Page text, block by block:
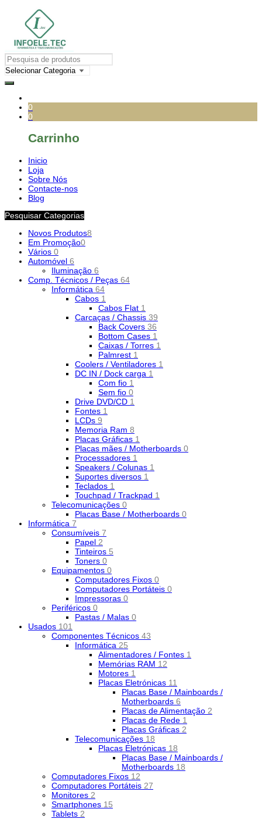
0
0
Carrinho
Inicio
Loja
Sobre Nós
Contacte-nos
Blog
Pesquisar Categorias
Novos Produtos8
Em Promoção0
Vários 0
Automóvel 6
Iluminação 6
Comp. Técnicos / Peças 64
Informática 64
Cabos 1
Cabos Flat 1
Carcaças / Chassis 39
Back Covers 36
Bottom Cases 1
Caixas / Torres 1
Palmrest 1
Coolers / Ventiladores 1
DC IN / Dock carga 1
Com fio 1
Sem fio 0
Drive DVD/CD 1
Fontes 1
LCDs 9
Memoria Ram 8
Placas Gráficas 1
Placas mães / Motherboards 0
Processadores 1
Speakers / Colunas 1
Suportes diversos 1
Teclados 1
Touchpad / Trackpad 1
Telecomunicações 0
Placas Base / Motherboards 0
Informática 7
Consumíveis 7
Papel 2
Tinteiros 5
Toners 0
Equipamentos 0
Computadores Fixos 0
Computadores Portáteis 0
Impressoras 0
Periféricos 0
Pastas / Malas 0
Usados 101
Componentes Técnicos 43
Informática 25
Alimentadores / Fontes 1
Memórias RAM 12
Motores 1
Placas Eletrónicas 11
Placas Base / Mainboards /
Motherboards 6
Placas de Alimentação 2
Placas de Rede 1
Placas Gráficas 2
Telecomunicações 18
Placas Eletrónicas 18
Placas Base / Mainboards /
Motherboards 18
Computadores Fixos 12
Computadores Portáteis 27
Monitores 2
Smartphones 15
Tablets 2